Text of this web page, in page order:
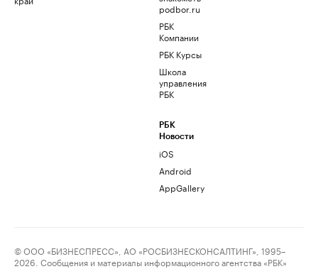
podbor.ru
РБК
Компании
РБК Курсы
Школа
управления
РБК
РБК
Новости
iOS
Android
AppGallery
© ООО «БИЗНЕСПРЕСС», АО «РОСБИЗНЕСКОНСАЛТИНГ», 1995–
2026. Сообщения и материалы информационного агентства «РБК»